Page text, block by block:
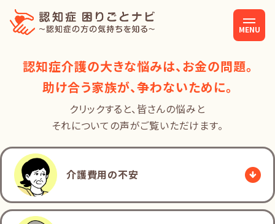
MENU
認知症介護の大きな悩みは、お金の問題。
助け合う家族が、争わないために。
クリックすると、皆さんの悩みと
それについての声がご覧いただけます。
介護費用の不安